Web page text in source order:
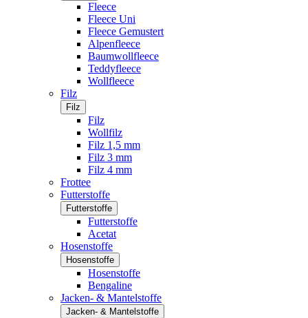
Fleece
Fleece Uni
Fleece Gemustert
Alpenfleece
Baumwollfleece
Teddyfleece
Wollfleece
Filz
Filz
Filz
Wollfilz
Filz 1,5 mm
Filz 3 mm
Filz 4 mm
Frottee
Futterstoffe
Futterstoffe
Futterstoffe
Acetat
Hosenstoffe
Hosenstoffe
Hosenstoffe
Bengaline
Jacken- & Mantelstoffe
Jacken- & Mantelstoffe